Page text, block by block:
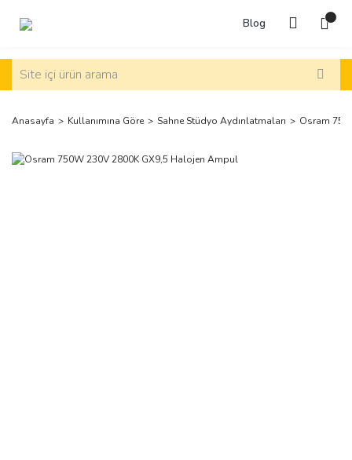
Blog
Anasayfa Kullanımına Göre Sahne Stüdyo Aydınlatmaları Osram